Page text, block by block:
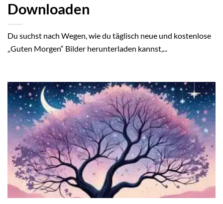
Downloaden
Du suchst nach Wegen, wie du täglisch neue und kostenlose
„Guten Morgen“ Bilder herunterladen kannst,...